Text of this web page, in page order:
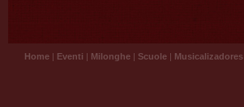
Home | Eventi | Milonghe | Scuole | Musicalizadores